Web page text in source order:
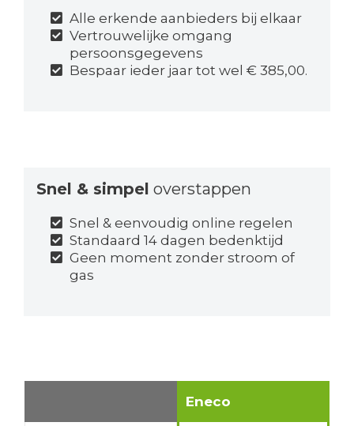
Alle erkende aanbieders bij elkaar
Vertrouwelijke omgang
persoonsgegevens
Bespaar ieder jaar tot wel € 385,00.
Snel & simpel overstappen
Snel & eenvoudig online regelen
Standaard 14 dagen bedenktijd
Geen moment zonder stroom of
gas
Eneco